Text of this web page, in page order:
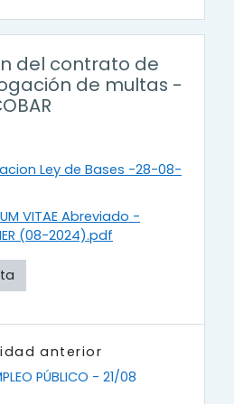
del contrato de
de multas -
Ley de Bases -28-08-
VITAE Abreviado -
(08-2024).pdf
anterior
PÚBLICO - 21/08